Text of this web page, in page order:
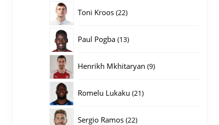
Toni Kroos 2222
Paul Pogba 1313
Henrikh Mkhitaryan 99
Romelu Lukaku 2121
Sergio Ramos 2222